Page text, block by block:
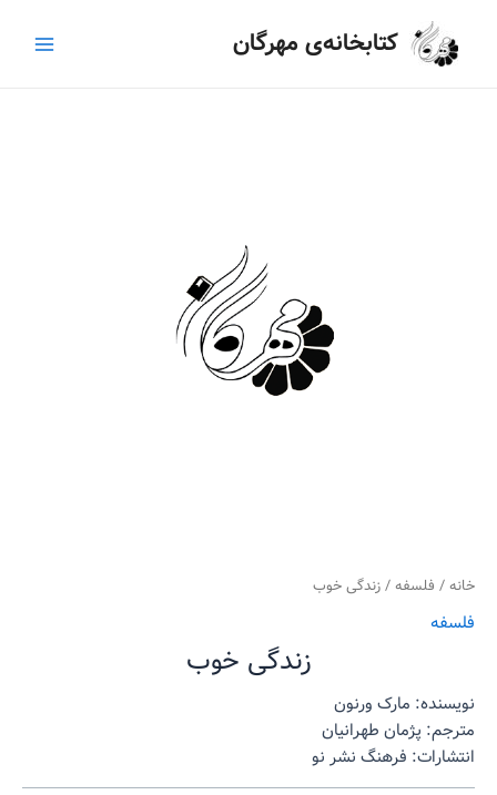
کتابخانه‌ی مهرگان
Menu
خانه/ فلسفه/ زندگی خوب
فلسفه
زندگی خوب
نویسنده: مارک ورنون
مترجم: پژمان طهرانیان
انتشارات: فرهنگ نشر نو